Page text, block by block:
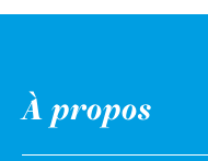
À propos